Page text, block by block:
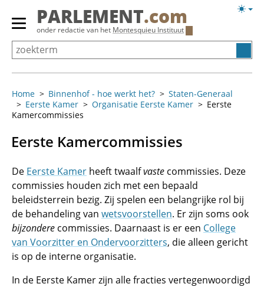
Overslaan
Primair
menu
tonen/verbergen
PARLEMENT.com
onder redactie van het Montesquieu Instituut
Home Binnenhof - hoe werkt het?
Staten-Generaal
Eerste Kamer
Organisatie Eerste Kamer
Eerste
Kamercommissies
Eerste Kamercommissies
De Eerste Kamer heeft twaalfvaste commissies. Deze
commissies houden zich met een bepaald
beleidsterrein bezig. Zij spelen een belangrijke rol bij
de behandeling van wetsvoorstellen. Er zijn soms ook
bijzondere commissies. Daarnaast is er een College
van Voorzitter en Ondervoorzitters, die alleen gericht
is op de interne organisatie.
In de Eerste Kamer zijn alle fracties vertegenwoordigd